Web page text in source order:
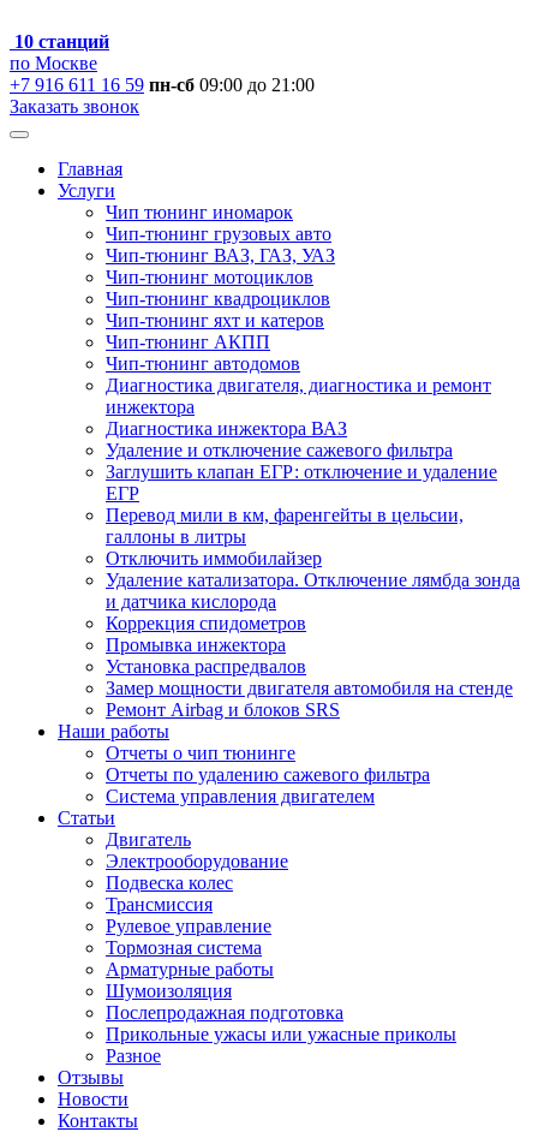
10 станций
по Москве
+7 916 611 16 59 пн-сб 09:00 до 21:00
Заказать звонок
Главная
Услуги
Чип тюнинг иномарок
Чип-тюнинг грузовых авто
Чип-тюнинг ВАЗ, ГАЗ, УАЗ
Чип-тюнинг мотоциклов
Чип-тюнинг квадроциклов
Чип-тюнинг яхт и катеров
Чип-тюнинг АКПП
Чип-тюнинг автодомов
Диагностика двигателя, диагностика и ремонт
инжектора
Диагностика инжектора ВАЗ
Удаление и отключение сажевого фильтра
Заглушить клапан ЕГР: отключение и удаление
ЕГР
Перевод мили в км, фаренгейты в цельсии,
галлоны в литры
Отключить иммобилайзер
Удаление катализатора. Отключение лямбда зонда
и датчика кислорода
Коррекция спидометров
Промывка инжектора
Установка распредвалов
Замер мощности двигателя автомобиля на стенде
Ремонт Airbag и блоков SRS
Наши работы
Отчеты о чип тюнинге
Отчеты по удалению сажевого фильтра
Система управления двигателем
Статьи
Двигатель
Электрооборудование
Подвеска колес
Трансмиссия
Рулевое управление
Тормозная система
Арматурные работы
Шумоизоляция
Послепродажная подготовка
Прикольные ужасы или ужасные приколы
Разное
Отзывы
Новости
Контакты